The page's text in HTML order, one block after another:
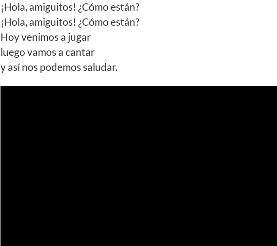
¡Hola, amiguitos! ¿Cómo están?
¡Hola, amiguitos! ¿Cómo están?
Hoy venimos a jugar
luego vamos a cantar
y así nos podemos saludar.